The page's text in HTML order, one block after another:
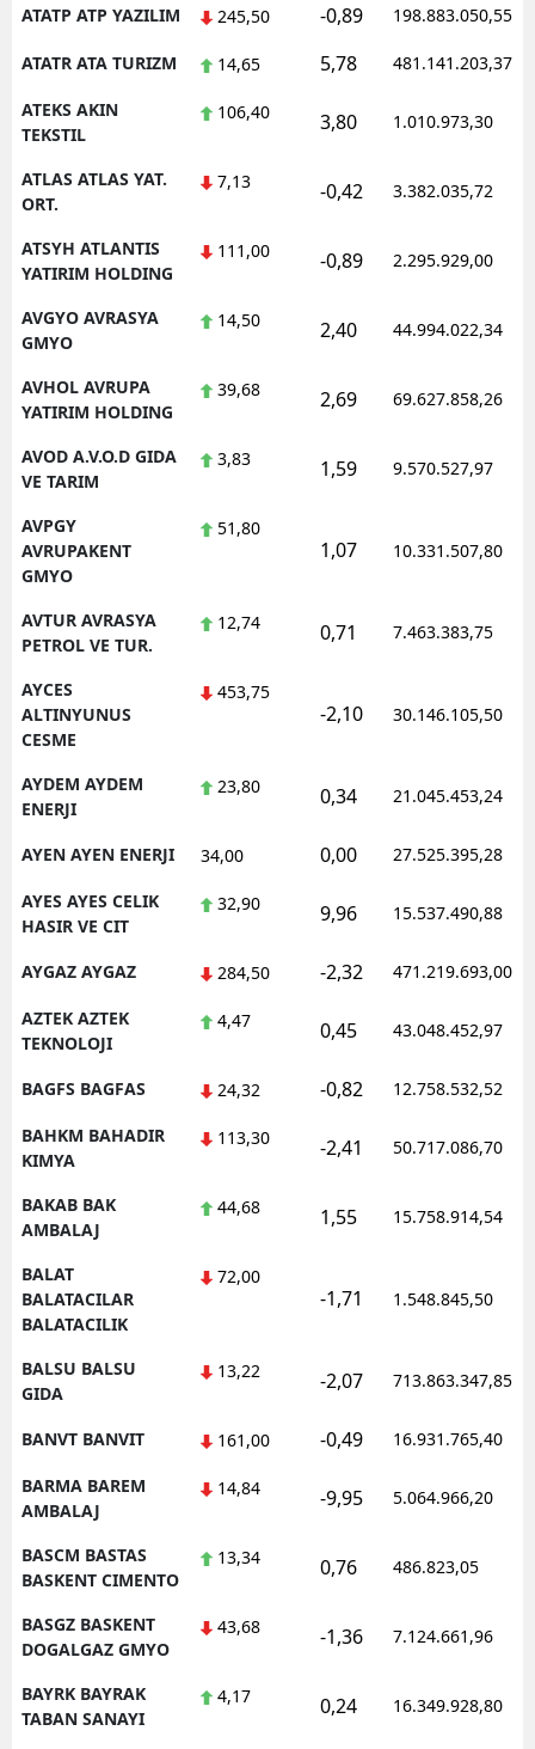
ATATP ATP YAZILIM 245,50 -0,89 198.883.050,55
ATATR ATA TURIZM 14,65 5,78 481.141.203,37
ATEKS AKIN
TEKSTIL
106,40 3,80 1.010.973,30
ATLAS ATLAS YAT.
ORT.
7,13 -0,42 3.382.035,72
ATSYH ATLANTIS
YATIRIM HOLDING
111,00 -0,89 2.295.929,00
AVGYO AVRASYA
GMYO
14,50 2,40 44.994.022,34
AVHOL AVRUPA
YATIRIM HOLDING
39,68 2,69 69.627.858,26
AVOD A.V.O.D GIDA
VE TARIM
3,83 1,59 9.570.527,97
AVPGY
AVRUPAKENT
GMYO
51,80
1,07 10.331.507,80
AVTUR AVRASYA
PETROL VE TUR.
12,74 0,71 7.463.383,75
AYCES
ALTINYUNUS
CESME
453,75
-2,10 30.146.105,50
AYDEM AYDEM
ENERJI
23,80 0,34 21.045.453,24
AYEN AYEN ENERJI 34,00 0,00 27.525.395,28
AYES AYES CELIK
HASIR VE CIT
32,90 9,96 15.537.490,88
AYGAZ AYGAZ 284,50 -2,32 471.219.693,00
AZTEK AZTEK
TEKNOLOJI
4,47 0,45 43.048.452,97
BAGFS BAGFAS 24,32 -0,82 12.758.532,52
BAHKM BAHADIR
KIMYA
113,30 -2,41 50.717.086,70
BAKAB BAK
AMBALAJ
44,68 1,55 15.758.914,54
BALAT
BALATACILAR
BALATACILIK
72,00
-1,71 1.548.845,50
BALSU BALSU
GIDA
13,22 -2,07 713.863.347,85
BANVT BANVIT 161,00 -0,49 16.931.765,40
BARMA BAREM
AMBALAJ
14,84 -9,95 5.064.966,20
BASCM BASTAS
BASKENT CIMENTO
13,34 0,76 486.823,05
BASGZ BASKENT
DOGALGAZ GMYO
43,68 -1,36 7.124.661,96
BAYRK BAYRAK
TABAN SANAYI
4,17 0,24 16.349.928,80